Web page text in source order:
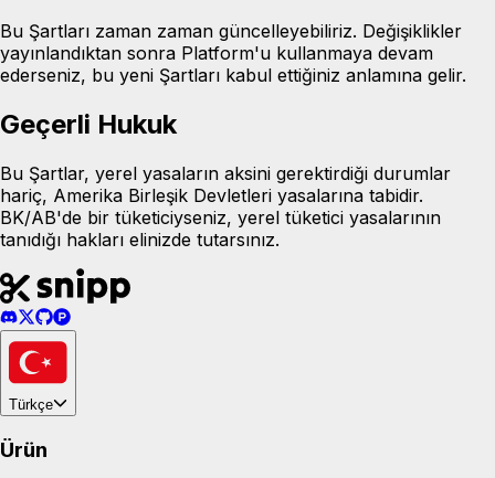
Bu Şartları zaman zaman güncelleyebiliriz. Değişiklikler
yayınlandıktan sonra Platform'u kullanmaya devam
ederseniz, bu yeni Şartları kabul ettiğiniz anlamına gelir.
Geçerli Hukuk
Bu Şartlar, yerel yasaların aksini gerektirdiği durumlar
hariç, Amerika Birleşik Devletleri yasalarına tabidir.
BK/AB'de bir tüketiciyseniz, yerel tüketici yasalarının
tanıdığı hakları elinizde tutarsınız.
Türkçe
Ürün